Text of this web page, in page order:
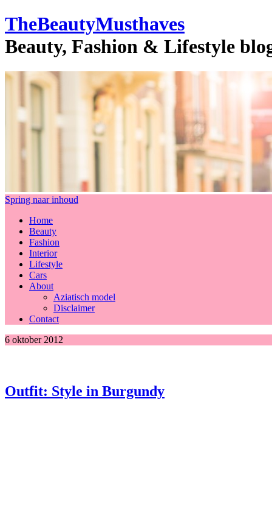
TheBeautyMusthaves
Beauty, Fashion & Lifestyle
Spring naar inhoud
Home
Beauty
Fashion
Interior
Lifestyle
Cars
About
Aziatisch model
Disclaimer
Contact
6 oktober 2012
Outfit: Style in Burgundy